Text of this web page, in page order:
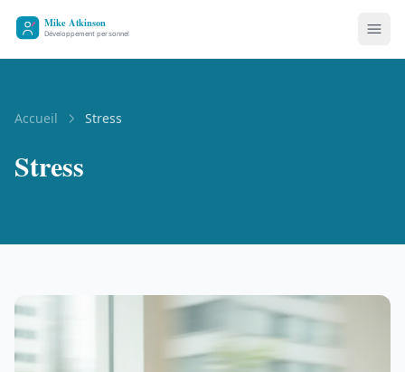
Accueil Stress
Stress